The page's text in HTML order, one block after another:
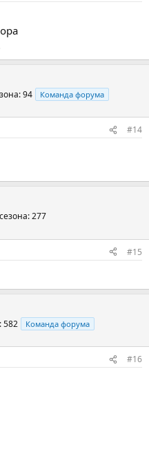
94 Команда форума
#14
277
#15
582 Команда форума
#16